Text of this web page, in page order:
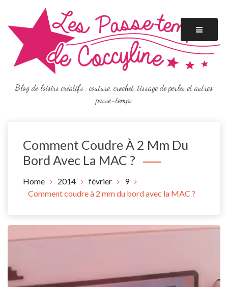
content
Blog de loisirs créatifs : couture, crochet, tissage de perles et autres
passe-temps
Comment Coudre À 2 Mm Du
Bord Avec La MAC ?
Home 2014 février
9
Comment coudre à 2 mm du bord avec la MAC ?